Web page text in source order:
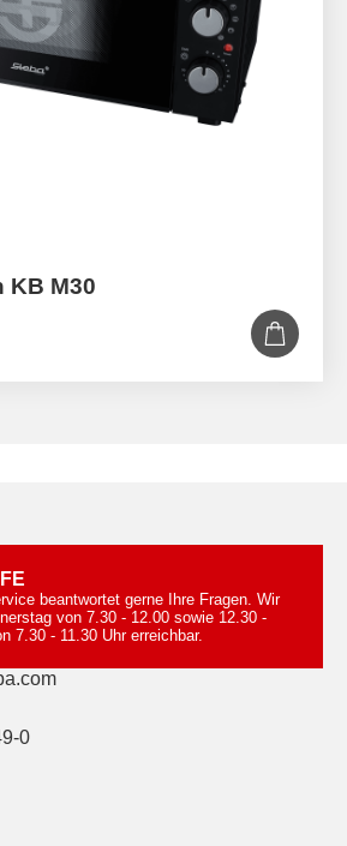
KB M30
beantwortet gerne Ihre Fragen. Wir
von 7.30 - 12.00 sowie 12.30 -
7.30 - 11.30 Uhr erreichbar.
0